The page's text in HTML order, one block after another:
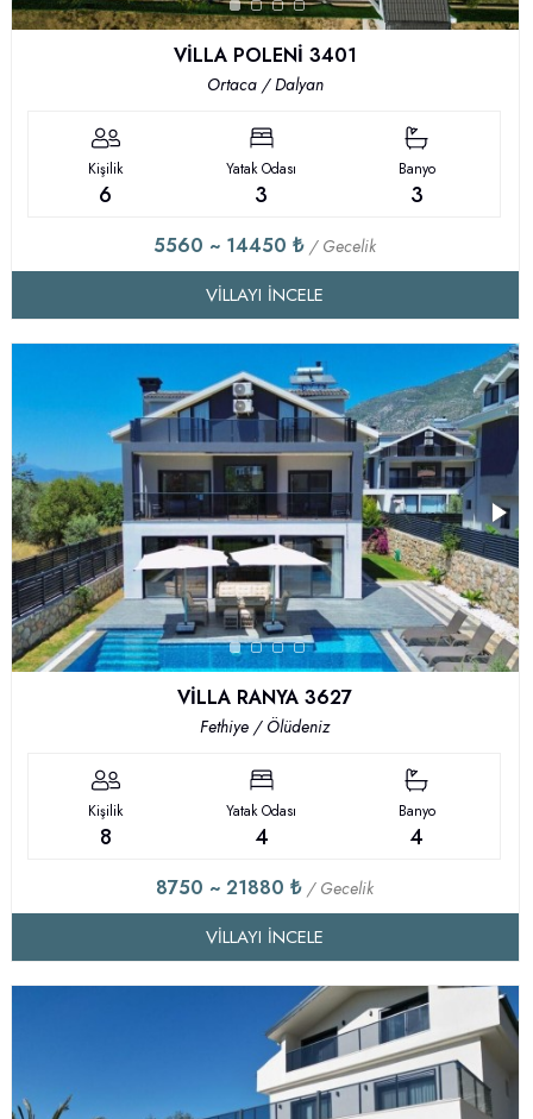
VİLLA POLENİ 3401
Ortaca / Dalyan
Kişilik
6
Yatak Odası
3
Banyo
3
5560 ~ 14450 ₺ / Gecelik
VILLAYI İNCELE
VİLLA RANYA 3627
Fethiye / Ölüdeniz
Kişilik
8
Yatak Odası
4
Banyo
4
8750 ~ 21880 ₺ / Gecelik
VILLAYI İNCELE